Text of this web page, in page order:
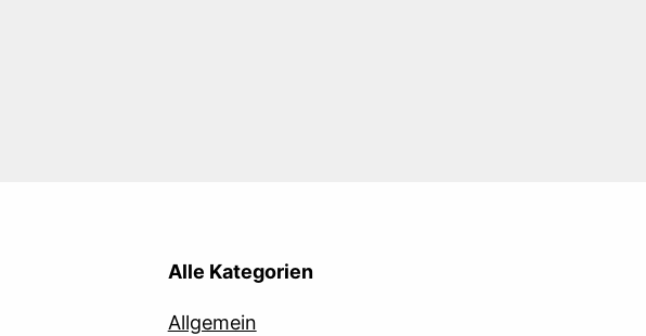
Alle Kategorien
Allgemein